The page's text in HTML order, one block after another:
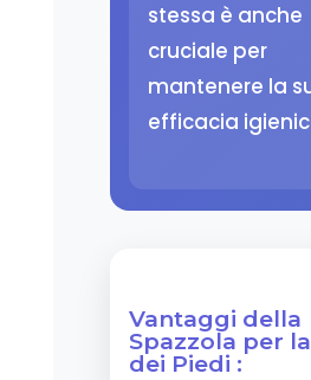
stessa è anche
cruciale per
mantenere la
efficacia
Vantaggi della
Spazzola per
dei Piedi :